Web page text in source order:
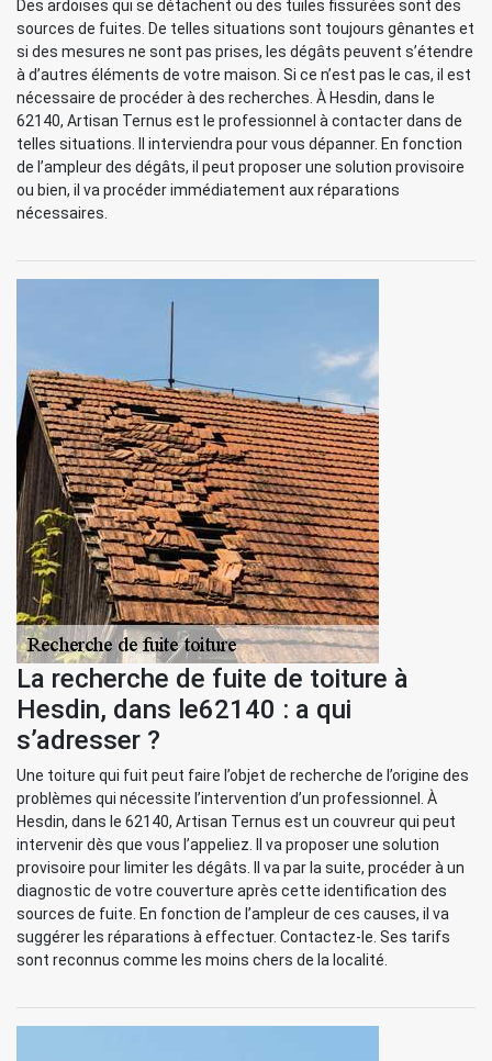
Des ardoises qui se détachent ou des tuiles fissurées sont des
sources de fuites. De telles situations sont toujours gênantes et
si des mesures ne sont pas prises, les dégâts peuvent s’étendre
à d’autres éléments de votre maison. Si ce n’est pas le cas, il est
nécessaire de procéder à des recherches. À Hesdin, dans le
62140, Artisan Ternus est le professionnel à contacter dans de
telles situations. Il interviendra pour vous dépanner. En fonction
de l’ampleur des dégâts, il peut proposer une solution provisoire
ou bien, il va procéder immédiatement aux réparations
nécessaires.
La recherche de fuite de toiture à
Hesdin, dans le62140 : a qui
s’adresser ?
Une toiture qui fuit peut faire l’objet de recherche de l’origine des
problèmes qui nécessite l’intervention d’un professionnel. À
Hesdin, dans le 62140, Artisan Ternus est un couvreur qui peut
intervenir dès que vous l’appeliez. Il va proposer une solution
provisoire pour limiter les dégâts. Il va par la suite, procéder à un
diagnostic de votre couverture après cette identification des
sources de fuite. En fonction de l’ampleur de ces causes, il va
suggérer les réparations à effectuer. Contactez-le. Ses tarifs
sont reconnus comme les moins chers de la localité.